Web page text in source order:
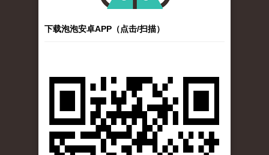
下载泡泡安卓APP（点击/扫描）